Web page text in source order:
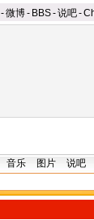
-微博- BBS-说吧-
音乐 图片 说吧